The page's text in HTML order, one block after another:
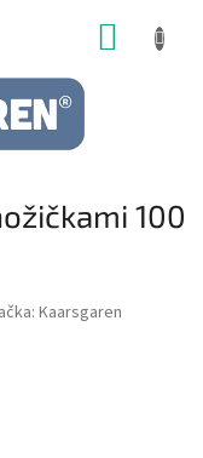
100
Kaarsgaren